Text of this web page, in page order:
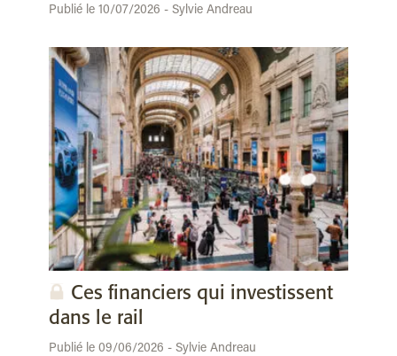
Publié le 10/07/2026 - Sylvie Andreau
Ces financiers qui investissent
dans le rail
Publié le 09/06/2026 - Sylvie Andreau